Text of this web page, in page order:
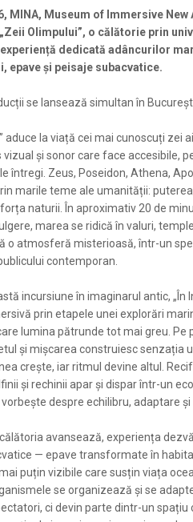
MINA, Museum of Immersive
Olimpului”, o călătorie prin
experiență dedicată adâncurilor
epave și peisaje subacvatice.
se lansează simultan în
aduce la viață cei mai cunoscuți zei
și sonor care face accesibile,
întregi. Zeus, Poseidon, Athena,
marile teme ale umanității:
naturii. În aproximativ 20 de
marea se ridică în valuri,
o atmosferă misterioasă, într-un
contemporan.
incursiune în imaginarul antic, „În
prin etapele unei explorări
lumina pătrunde tot mai greu.
și mișcarea construiesc senzația
crește, iar ritmul devine altul.
și rechinii apar și dispar într-un
despre echilibru, adaptare
avansează, experiența
— epave transformate în
puțin vizibile care susțin viața
se organizează și se
ci devin parte dintr-un spațiu